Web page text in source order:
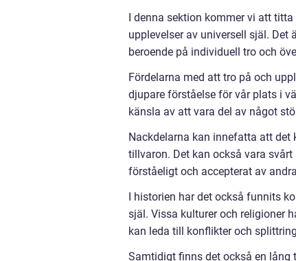
I denna sektion kommer vi att
upplevelser av universell själ. Det
beroende på individuell tro och
Fördelarna med att tro på och
djupare förståelse för vår plats i
känsla av att vara del av något
Nackdelarna kan innefatta att
tillvaron. Det kan också vara
förståeligt och accepterat av
I historien har det också funnits
själ. Vissa kulturer och religioner
kan leda till konflikter och
Samtidigt finns det också en